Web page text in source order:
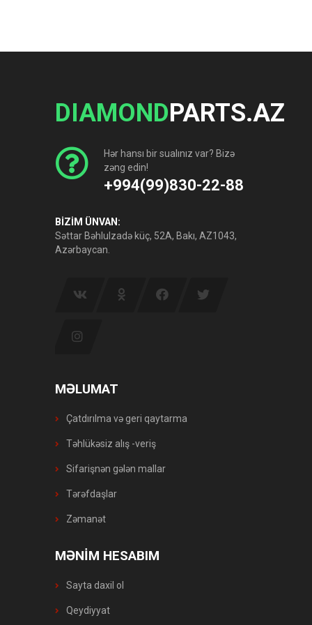
DIAMONDPARTS.AZ
Hər hansı bir sualınız var? Bizə
zəng edin!
+994(99)830-22-88
BİZİM ÜNVAN:
Səttar Bəhlulzadə küç, 52A, Bakı, AZ1043,
Azərbaycan.
MƏLUMAT
Çatdırılma və geri qaytarma
Təhlükəsiz alış -veriş
Sifarişnən gələn mallar
Tərəfdaşlar
Zəmanət
MƏNİM HESABIM
Sayta daxil ol
Qeydiyyat